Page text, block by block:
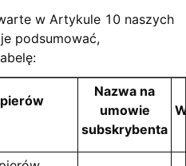
w Artykule 10 naszych
podsumować,
Nazwa na
umowie
subskrybenta